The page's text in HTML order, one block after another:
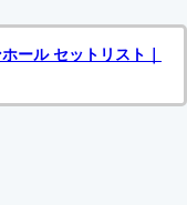
ール セットリスト｜